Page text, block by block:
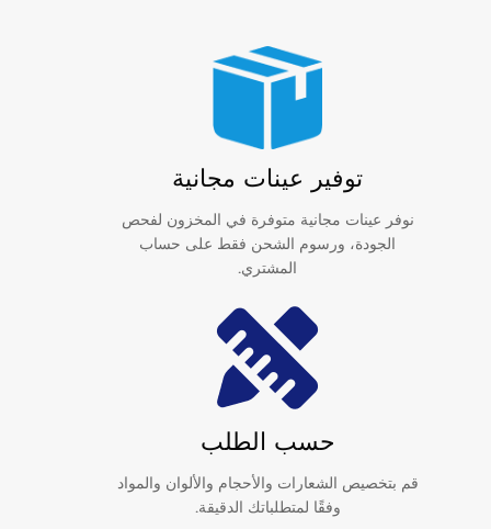
توفير عينات مجانية
نوفر عينات مجانية متوفرة في المخزون لفحص
الجودة، ورسوم الشحن فقط على حساب
المشتري.
حسب الطلب
قم بتخصيص الشعارات والأحجام والألوان والمواد
وفقًا لمتطلباتك الدقيقة.